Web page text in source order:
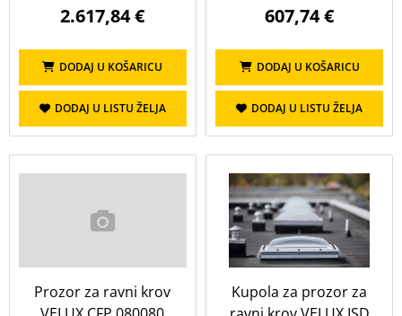
2.617,84 €
DODAJ U KOŠARICU
DODAJ U LISTU ŽELJA
607,74 €
DODAJ U KOŠARICU
DODAJ U LISTU ŽELJA
Prozor za ravni krov
Kupola za prozor za